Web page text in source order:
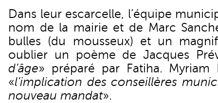
Dans leur escarcelle, l’équipe
nom de la mairie et de Marc
bulles (du mousseux) et un
oublier un poème de Jacques
d’âge» préparé par Fatiha. Myriam
«l’implication des conseillères
nouveau mandat».